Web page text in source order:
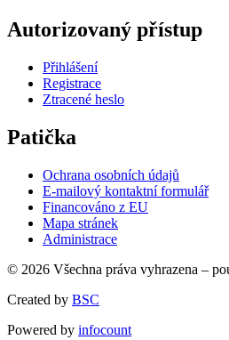
Autorizovaný přístup
Přihlášení
Registrace
Ztracené heslo
Patička
Ochrana osobních údajů
E-mailový kontaktní formulář
Financováno z EU
Mapa stránek
Administrace
© 2026 Všechna práva vyhrazena –
Created by BSC
Powered by infocount